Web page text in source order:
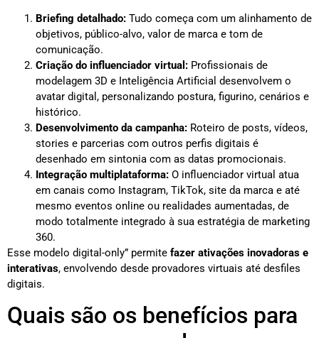
Briefing detalhado: Tudo começa com um alinhamento de
objetivos, público-alvo, valor de marca e tom de
comunicação.
Criação do influenciador virtual: Profissionais de
modelagem 3D e Inteligência Artificial desenvolvem o
avatar digital, personalizando postura, figurino, cenários e
histórico.
Desenvolvimento da campanha: Roteiro de posts, vídeos,
stories e parcerias com outros perfis digitais é
desenhado em sintonia com as datas promocionais.
Integração multiplataforma: O influenciador virtual atua
em canais como Instagram, TikTok, site da marca e até
mesmo eventos online ou realidades aumentadas, de
modo totalmente integrado à sua estratégia de marketing
360.
Esse modelo digital-only” permite fazer ativações inovadoras e
interativas, envolvendo desde provadores virtuais até desfiles
digitais.
Quais são os benefícios para